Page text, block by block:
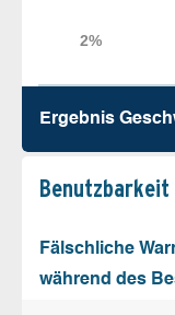
Ergebnis
Benutz­barkeit
Fälschliche
während des